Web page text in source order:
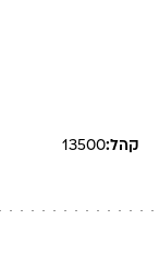
קהל:13500